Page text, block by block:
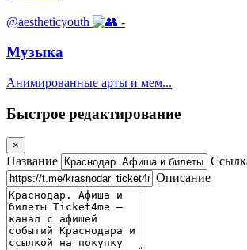
@aestheticyouth -
Музыка
Анимированные арты и мем...
Быстрое редактирование
×
Название
Описание